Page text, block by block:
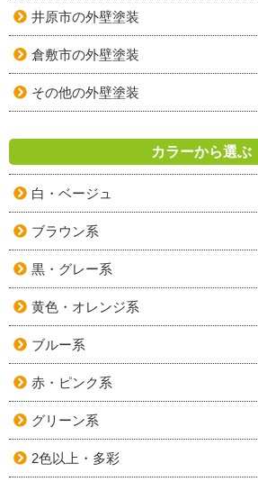
井原市の外壁塗装
倉敷市の外壁塗装
その他の外壁塗装
カラーから選ぶ
白・ベージュ
ブラウン系
黒・グレー系
黄色・オレンジ系
ブルー系
赤・ピンク系
グリーン系
2色以上・多彩